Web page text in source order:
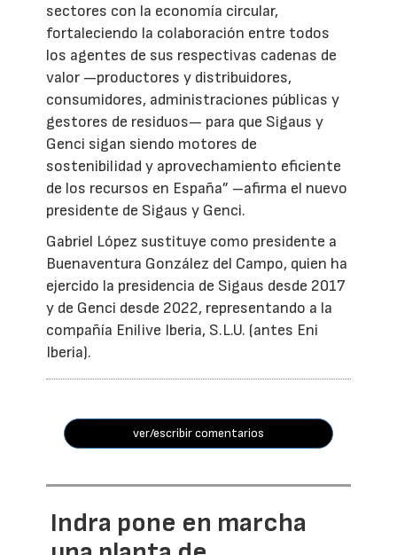
sectores con la economía circular,
fortaleciendo la colaboración entre todos
los agentes de sus respectivas cadenas de
valor —productores y distribuidores,
consumidores, administraciones públicas y
gestores de residuos— para que Sigaus y
Genci sigan siendo motores de
sostenibilidad y aprovechamiento eficiente
de los recursos en España” –afirma el nuevo
presidente de Sigaus y Genci.
Gabriel López sustituye como presidente a
Buenaventura González del Campo, quien ha
ejercido la presidencia de Sigaus desde 2017
y de Genci desde 2022, representando a la
compañía Enilive Iberia, S.L.U. (antes Eni
Iberia).
ver/escribir comentarios
Indra pone en marcha